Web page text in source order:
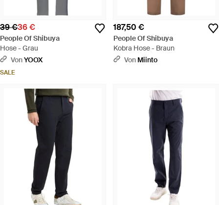
39 €36 €
People Of Shibuya
Hose - Grau
VonYOOX
SALE
187,50 €
People Of Shibuya
Kobra Hose - Braun
Von Miinto